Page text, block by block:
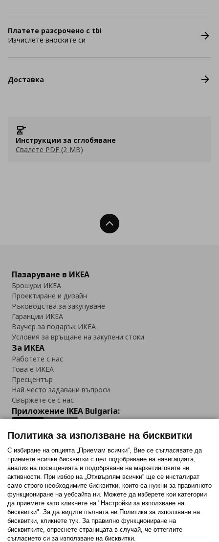
Платете разсрочено с tbi
Изчислете вноските си
Доставка
Инструкции за сглобяване
Свалете PDF (2 MB)
Нагоре
Пазаруване в ИКЕА
Брошури ИКЕА
Проектиране и дизайн
Ръководства за закупуване
Гаранции ИКЕА
Ваучер за подарък ИКЕА
Условия за връщане на закупени стоки
За ИКЕА
Работете с нас
Това е ИКЕА
Пресцентър
Най-често задавани въпроси
Свържете се с нас
Приложение IKEA Bulgaria:
Последвайте ни:
FacebookTwitterYoutubePinterestInstagram
Политика за използване на бисквитки
С избиране на опцията „Приемам всички“, Вие се съгласявате да
приемете всички бисквитки с цел подобряване на навигацията,
анализ на посещенията и подобряване на маркетинговите ни
активности. При избор на „Отхвърлям всички“ ще се инсталират
само строго необходимитe бисквитки, които са нужни за правилното
функциониране на уебсайта ни. Можете да изберете кои категории
да приемете като кликнете на "Настройки за използване на
бисквитки". За да видите пълната ни Политика за използване на
бисквитки, кликнете тук. За правилно функциониране на
бисквитките, опреснете страницата в случай, че оттеглите
съгласието си за използване на бисквитки.